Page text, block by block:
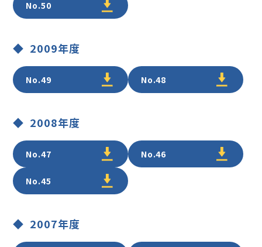
No.50
2009年度
No.49 No.48
2008年度
No.47 No.46
No.45
2007年度